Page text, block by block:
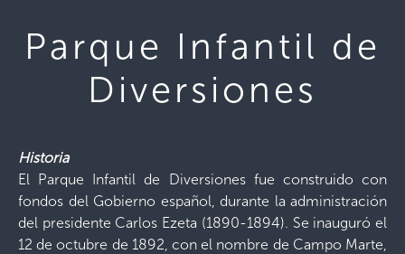
Parque Infantil de
Diversiones
Historia
El Parque Infantil de Diversiones fue construido con
fondos del Gobierno español, durante la administración
del presidente Carlos Ezeta (1890-1894). Se inauguró el
12 de octubre de 1892, con el nombre de Campo Marte,